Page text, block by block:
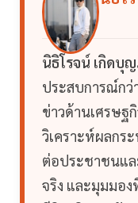
นิธิโรจน์ เกิดบุ
ประสบการณ์กว่
ข่าวด้านเศรษฐ
วิเคราะห์ผลกร
ต่อประชาชนแล
จริง และมุมมอ